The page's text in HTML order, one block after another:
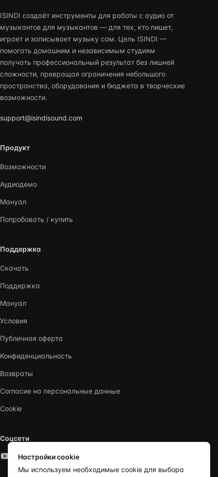
ISINDI создаёт инструменты для работы с аудио от
музыкантов для музыкантов — для тех, кто пишет,
играет и записывает музыку сам. Цель ISINDI —
помогать домашним и независимым студиям
получать профессиональный результат без лишней
сложности, превращая ограничения небольшого
пространства, оборудования и бюджета в творческие
возможности.
support@isindisound.com
Продукт
Возможности
Аудиодемо
Мануал
Попробовать / купить
Поддержка
Скачать
Поддержка
Мануал
Условия
Публичная оферта
Конфиденциальность
Возвраты
Согласие на персональные данные
Cookie
Соцсети
Настройки cookie
Мы используем необходимые cookie для выбора